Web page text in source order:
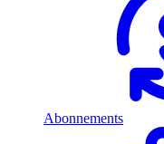
Abonnements